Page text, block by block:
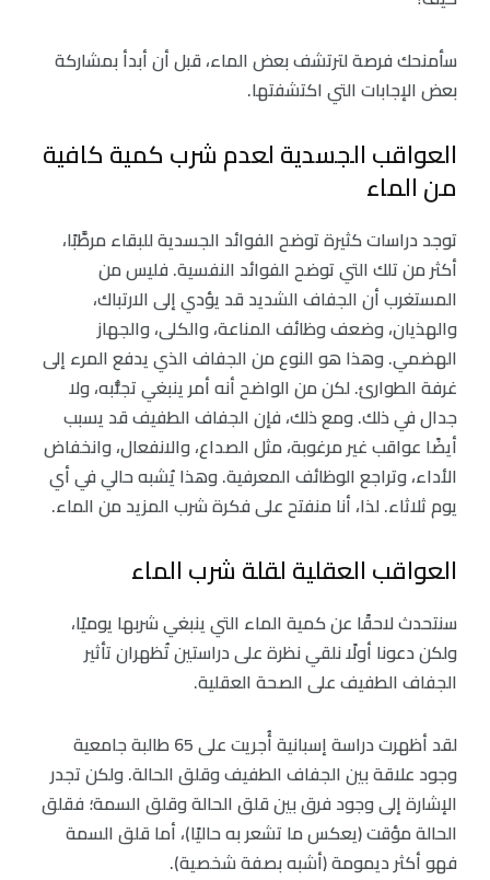
سأمنحك فرصة لترتشف بعض الماء، قبل أن أبدأ بمشاركة
بعض الإجابات التي اكتشفتها.
العواقب الجسدية لعدم شرب كمية كافية
من الماء
توجد دراسات كثيرة توضح الفوائد الجسدية للبقاء مرطَّبًا،
أكثر من تلك التي توضح الفوائد النفسية. فليس من
المستغرب أن الجفاف الشديد قد يؤدي إلى الارتباك،
والهذيان، وضعف وظائف المناعة، والكلى، والجهاز
الهضمي. وهذا هو النوع من الجفاف الذي يدفع المرء إلى
غرفة الطوارئ. لكن من الواضح أنه أمر ينبغي تجنُّبه، ولا
جدال في ذلك. ومع ذلك، فإن الجفاف الطفيف قد يسبب
أيضًا عواقب غير مرغوبة، مثل الصداع، والانفعال، وانخفاض
الأداء، وتراجع الوظائف المعرفية. وهذا يُشبه حالي في أي
يوم ثلاثاء. لذا، أنا منفتح على فكرة شرب المزيد من الماء.
العواقب العقلية لقلة شرب الماء
سنتحدث لاحقًا عن كمية الماء التي ينبغي شربها يوميًا،
ولكن دعونا أولًا نلقي نظرة على دراستين تُظهران تأثير
الجفاف الطفيف على الصحة العقلية.
لقد أظهرت دراسة إسبانية أُجريت على 65 طالبة جامعية
وجود علاقة بين الجفاف الطفيف وقلق الحالة. ولكن تجدر
الإشارة إلى وجود فرق بين قلق الحالة وقلق السمة؛ فقلق
الحالة مؤقت (يعكس ما تشعر به حاليًا)، أما قلق السمة
فهو أكثر ديمومة (أشبه بصفة شخصية).